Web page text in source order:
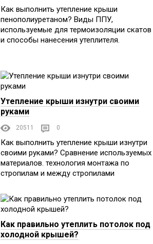
Как выполнить утепление крыши
пенополиуретаном? Виды ППУ,
используемые для термоизоляции скатов
и способы нанесения утеплителя.
Утепление крыши изнутри своими
руками
20511 0
Как выполнить утепление крыши изнутри
своими руками? Сравнение используемых
материалов. технология монтажа по
стропилам и между стропилами
Как правильно утеплить потолок под
холодной крышей?